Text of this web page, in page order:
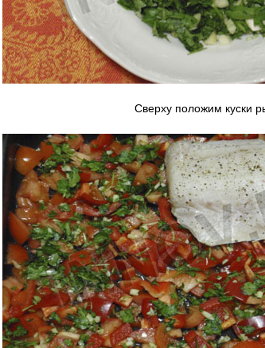
Сверху положим куски